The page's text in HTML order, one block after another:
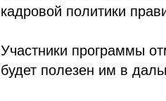
кадровой политики
Участники программы
будет полезен им в